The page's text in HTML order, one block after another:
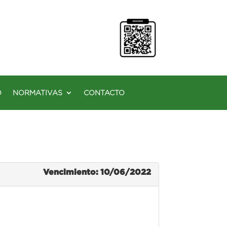
NORMATIVAS CONTACTO
Vencimiento: 10/06/2022